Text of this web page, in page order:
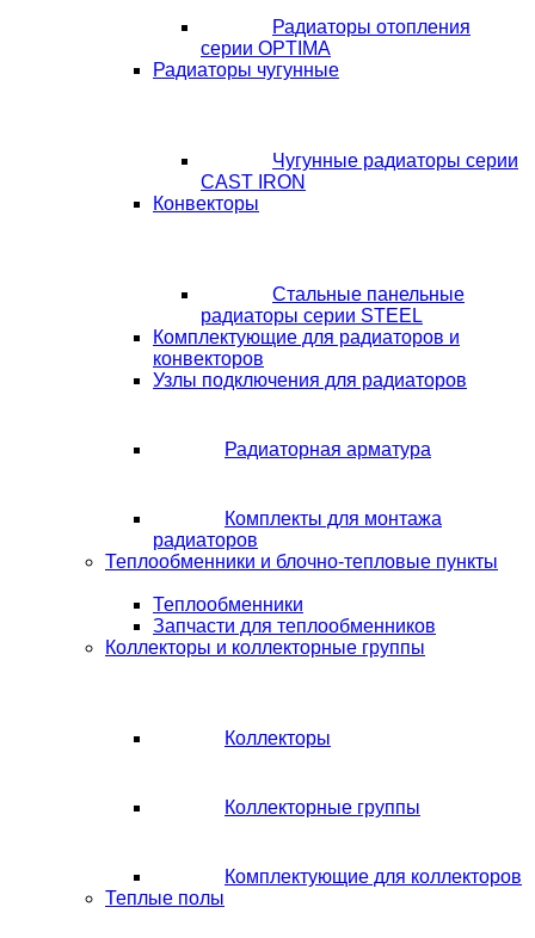
Радиаторы отопления
серии OPTIMA
Радиаторы чугунные
Чугунные радиаторы серии
CAST IRON
Конвекторы
Стальные панельные
радиаторы серии STEEL
Комплектующие для радиаторов и
конвекторов
Узлы подключения для радиаторов
Радиаторная арматура
Комплекты для монтажа
радиаторов
Теплообменники и блочно-тепловые пункты
Теплообменники
Запчасти для теплообменников
Коллекторы и коллекторные группы
Коллекторы
Коллекторные группы
Комплектующие для коллекторов
Теплые полы